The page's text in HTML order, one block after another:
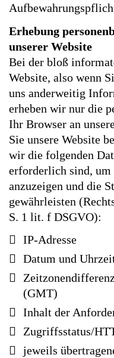
Erhebung
unserer Website
Bei der bloß
Website, also wenn
uns anderweitig
erheben wir nur die
Ihr Browser an
Sie unsere Website
wir die folgenden
erforderlich sind, um
anzuzeigen und die
gewährleisten
S. 1 lit. f DSGVO):
IP-Adresse
Datum und
(GMT)
Inhalt der
Zugriffsstatus/
jeweils